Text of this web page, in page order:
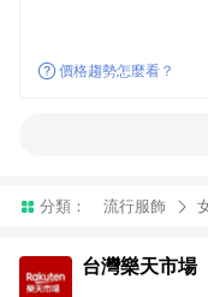
價格趨勢怎麼看？
分類： 流行服飾
台灣樂天市場